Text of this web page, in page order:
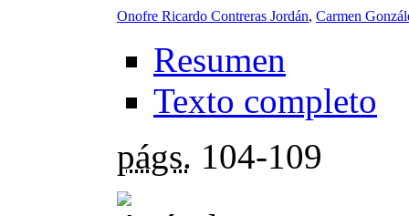
Onofre Ricardo Contreras Jordán, Carmen
Resumen
Texto completo
págs. 104-109